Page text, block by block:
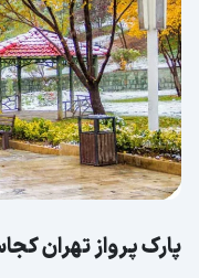
ملاقات با
پرواز
ورزش در
زمین
در پارک
فضای سبز
پارک پرواز تهران